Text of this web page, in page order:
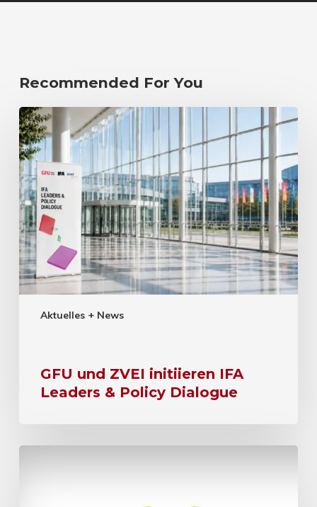
Recommended For You
Aktuelles + News
GFU und ZVEI initiieren IFA
Leaders & Policy Dialogue